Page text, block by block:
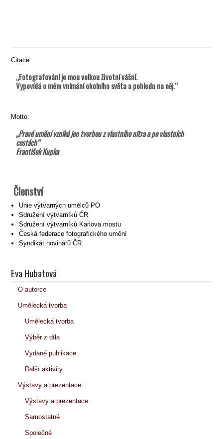
Citace:
„Fotografování je mou velkou životní vášní.
Vypovídá o mém vnímání okolního světa a pohledu na něj.“
Motto:
„Pravé umění vzniká jen tvorbou z vlastního nitra a po vlastních
cestách“
František Kupka
Členství
Unie výtvarných umělců PO
Sdružení výtvarníků ČR
Sdružení výtvarníků Karlova mostu
Česká federace fotografického umění
Syndikát novinářů ČR
Eva Hubatová
O autorce
Umělecká tvorba
Umělecká tvorba
Výběr z díla
Vydané publikace
Další aktivity
Výstavy a prezentace
Výstavy a prezentace
Samostatné
Společné